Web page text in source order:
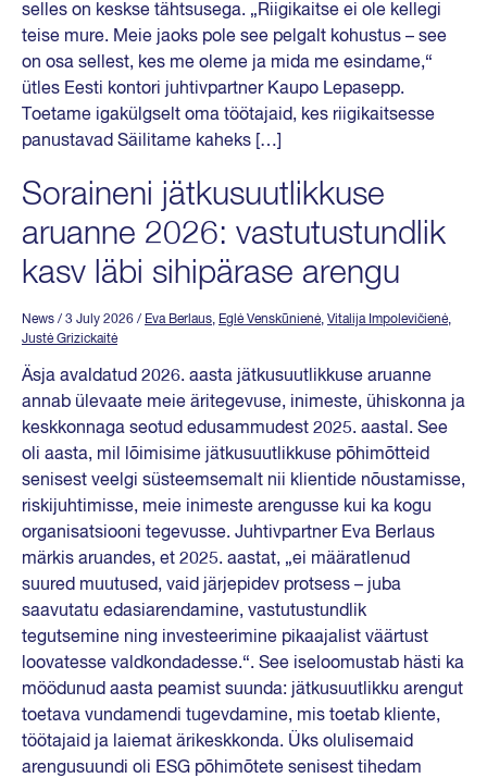
selles on keskse tähtsusega. „Riigikaitse ei ole kellegi
teise mure. Meie jaoks pole see pelgalt kohustus – see
on osa sellest, kes me oleme ja mida me esindame,“
ütles Eesti kontori juhtivpartner Kaupo Lepasepp.
Toetame igakülgselt oma töötajaid, kes riigikaitsesse
panustavad Säilitame kaheks […]
Soraineni jätkusuutlikkuse
aruanne 2026: vastutustundlik
kasv läbi sihipärase arengu
News / 3 July 2026 / Eva Berlaus, Eglė Venskūnienė, Vitalija Impolevičienė,
Justė Grizickaitė
Äsja avaldatud 2026. aasta jätkusuutlikkuse aruanne
annab ülevaate meie äritegevuse, inimeste, ühiskonna ja
keskkonnaga seotud edusammudest 2025. aastal. See
oli aasta, mil lõimisime jätkusuutlikkuse põhimõtteid
senisest veelgi süsteemsemalt nii klientide nõustamisse,
riskijuhtimisse, meie inimeste arengusse kui ka kogu
organisatsiooni tegevusse. Juhtivpartner Eva Berlaus
märkis aruandes, et 2025. aastat, „ei määratlenud
suured muutused, vaid järjepidev protsess – juba
saavutatu edasiarendamine, vastutustundlik
tegutsemine ning investeerimine pikaajalist väärtust
loovatesse valdkondadesse.“. See iseloomustab hästi ka
möödunud aasta peamist suunda: jätkusuutlikku arengut
toetava vundamendi tugevdamine, mis toetab kliente,
töötajaid ja laiemat ärikeskkonda. Üks olulisemaid
arengusuundi oli ESG põhimõtete senisest tihedam